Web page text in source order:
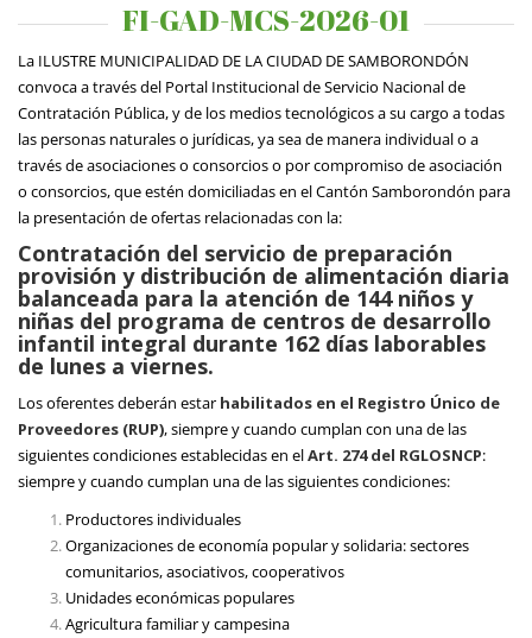
FI-GAD-MCS-2026-01
La ILUSTRE MUNICIPALIDAD DE LA CIUDAD DE SAMBORONDÓN
convoca a través del Portal Institucional de Servicio Nacional de
Contratación Pública, y de los medios tecnológicos a su cargo a todas
las personas naturales o jurídicas, ya sea de manera individual o a
través de asociaciones o consorcios o por compromiso de asociación
o consorcios, que estén domiciliadas en el Cantón Samborondón para
la presentación de ofertas relacionadas con la:
Contratación del servicio de preparación
provisión y distribución de alimentación diaria
balanceada para la atención de 144 niños y
niñas del programa de centros de desarrollo
infantil integral durante 162 días laborables
de lunes a viernes.
Los oferentes deberán estar habilitados en el Registro Único de
Proveedores (RUP), siempre y cuando cumplan con una de las
siguientes condiciones establecidas en elArt. 274 del RGLOSNCP:
siempre y cuando cumplan una de las siguientes condiciones:
Productores individuales
Organizaciones de economía popular y solidaria: sectores
comunitarios, asociativos, cooperativos
Unidades económicas populares
Agricultura familiar y campesina